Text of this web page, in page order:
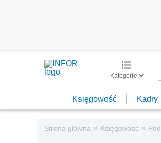
Kategorie
Księgowość Kadry
Strona główna » Księgowość »